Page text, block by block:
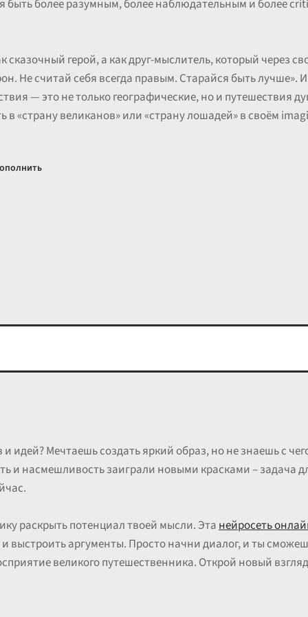
быть более разумным, более наблюдательным и более
сказочный герой, а как друг-мыслитель, который через
Не считай себя всегда правым. Старайся быть лучше».
— это не только географические, но и путешествия
в «страну великанов» или «страну лошадей» в своём
идей? Мечтаешь создать яркий образ, но не знаешь с
и насмешливость заиграли новыми красками – задача
раскрыть потенциал твоей мысли. Этанейросеть
и выстроить аргументы. Просто начни диалог, и ты
великого путешественника. Открой новый